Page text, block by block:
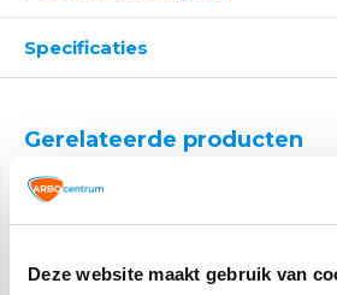
Deze website maakt gebruik van
Specificaties
Gerelateerde producten